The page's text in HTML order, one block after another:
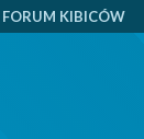
FORUM KIBICÓW